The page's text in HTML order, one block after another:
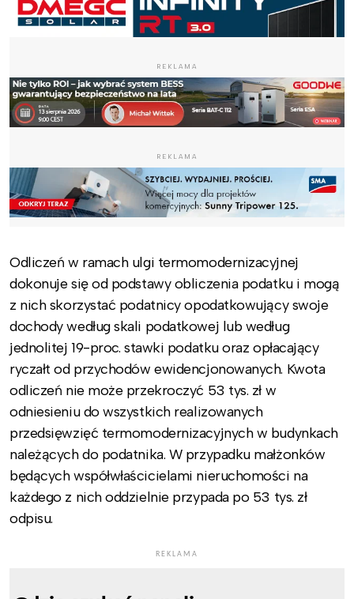
REKLAMA
REKLAMA
Odliczeń w ramach ulgi termomodernizacyjnej
dokonuje się od podstawy obliczenia podatku i mogą
z nich skorzystać podatnicy opodatkowujący swoje
dochody według skali podatkowej lub według
jednolitej 19-proc. stawki podatku oraz opłacający
ryczałt od przychodów ewidencjonowanych. Kwota
odliczeń nie może przekroczyć 53 tys. zł w
odniesieniu do wszystkich realizowanych
przedsięwzięć termomodernizacyjnych w budynkach
należących do podatnika. W przypadku małżonków
będących współwłaścicielami nieruchomości na
każdego z nich oddzielnie przypada po 53 tys. zł
odpisu.
REKLAMA